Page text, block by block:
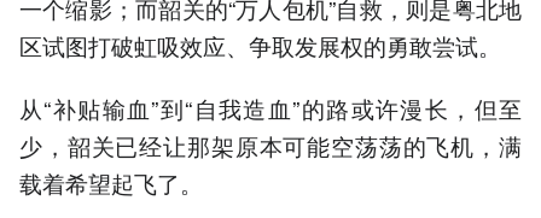
一个缩影；而韶关的“万人包机”自救，则是粤北地
区试图打破虹吸效应、争取发展权的勇敢尝试。
从“补贴输血”到“自我造血”的路或许漫长，但至
少，韶关已经让那架原本可能空荡荡的飞机，满
载着希望起飞了。